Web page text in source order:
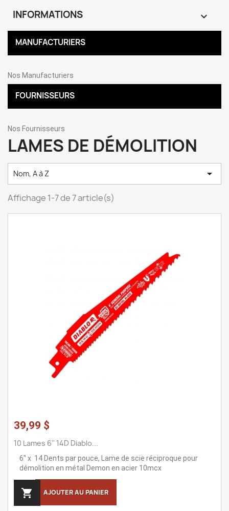
INFORMATIONS 
MANUFACTURIERS
Nos Manufacturiers
FOURNISSEURS
Nos Fournisseurs
LAMES DE DÉMOLITION
Nom, A à Z 
Affichage 1-7 de 7 article(s)
39,99 $
10 Lames 6'' 14D Diablo...
6'' x 14 Dents par pouce, Lame de scie réciproque pour
démolition en métal Demon en acier 10mcx
 AJOUTER AU PANIER